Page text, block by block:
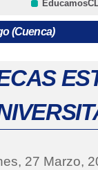
INFÓRMATE
BANDA DE MÚSICA
CRFP
(Cuenca)
27 Marzo,